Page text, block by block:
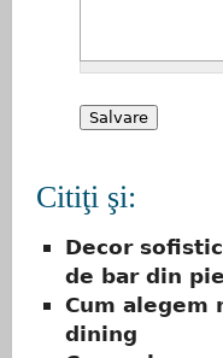
Citiţi şi:
Decor
de bar din
Cum alegem
dining